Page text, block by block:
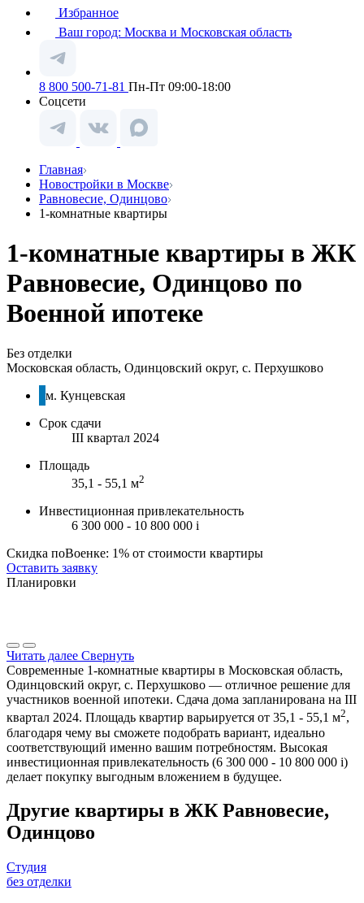
Избранное
Ваш город: Москва и Московская область
8 800 500-71-81 Пн-Пт 09:00-18:00
Соцсети
Главная
Новостройки в Москве
Равновесие, Одинцово
1-комнатные квартиры
1-комнатные квартиры в ЖК
Равновесие, Одинцово по
Военной ипотеке
Без отделки
Московская область, Одинцовский округ, с. Перхушково
м. Кунцевская
Срок сдачи
III квартал 2024
Площадь
35,1 - 55,1 м2
Инвестиционная привлекательность
6 300 000 - 10 800 000 i
Скидка поВоенке: 1% от стоимости квартиры
Оставить заявку
Планировки
Читать далее Свернуть
Современные 1-комнатные квартиры в Московская область,
Одинцовский округ, с. Перхушково — отличное решение для
участников военной ипотеки. Сдача дома запланирована на III
квартал 2024. Площадь квартир варьируется от 35,1 - 55,1 м2,
благодаря чему вы сможете подобрать вариант, идеально
соответствующий именно вашим потребностям. Высокая
инвестиционная привлекательность (6 300 000 - 10 800 000 i)
делает покупку выгодным вложением в будущее.
Другие квартиры в ЖК Равновесие,
Одинцово
Студия
без отделки